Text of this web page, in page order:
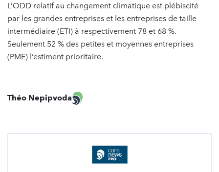
L’ODD relatif au changement climatique est plébiscité
par les grandes entreprises et les entreprises de taille
intermédiaire (ETI) à respectivement 78 et 68 %.
Seulement 52 % des petites et moyennes entreprises
(PME) l’estiment prioritaire.
Théo Nepipvoda